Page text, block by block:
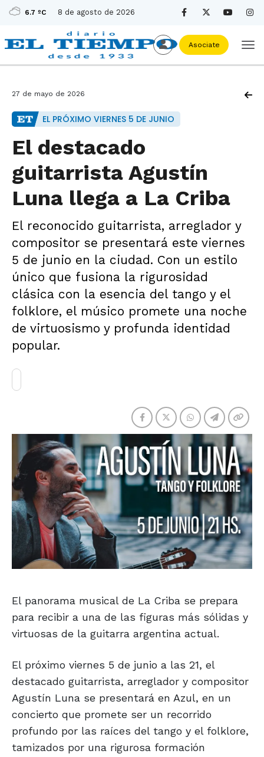
6.7 ºC 8 de agosto de 2026
Asociate
27 de mayo de 2026
EL PRÓXIMO VIERNES 5 DE JUNIO
El destacado
guitarrista Agustín
Luna llega a La Criba
El reconocido guitarrista, arreglador y
compositor se presentará este viernes
5 de junio en la ciudad. Con un estilo
único que fusiona la rigurosidad
clásica con la esencia del tango y el
folklore, el músico promete una noche
de virtuosismo y profunda identidad
popular.
El panorama musical de La Criba se prepara
para recibir a una de las figuras más sólidas y
virtuosas de la guitarra argentina actual.
El próximo viernes 5 de junio a las 21, el
destacado guitarrista, arreglador y compositor
Agustín Luna se presentará en Azul, en un
concierto que promete ser un recorrido
profundo por las raíces del tango y el folklore,
tamizados por una rigurosa formación